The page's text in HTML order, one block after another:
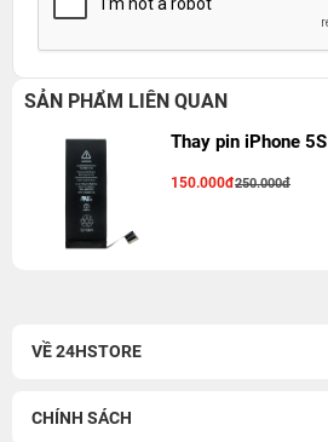
SẢN PHẨM LIÊN QUAN
Thay pin iPhone 5S
150.000đ250.000đ
VỀ 24HSTORE
CHÍNH SÁCH